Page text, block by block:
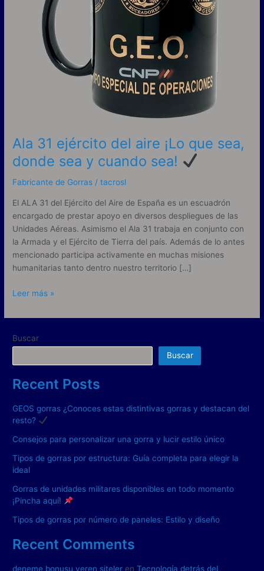
Ala 31 ejército del aire ¡Lo que sea,
donde sea y cuando sea!
Fabricante de Gorras /tacrosl
El ALA 31 del Ejército del Aire de España es un escuadrón
encargado de prestar apoyo en diversos despliegues de las
Unidades Aéreas. Asimismo el Ala 31 trabaja en conjunto con
la Armada y el Ejército de Tierra del país. Además de lo antes
mencionado participa activamente en muchas misiones
humanitarias tanto dentro nuestro territorio […]
Leer más »
Buscar
Buscar
Recent Posts
GEOS gorras ¿Conoces estas distintivas gorras y destacan del
resto?
Consejos para personalizar una gorra y lucir estilo único
Tipos de gorras por estructura: Guía completa para elegir la
ideal
Gorras de unidades militares disponibles en todo momento
¡Pincha aquí!
Tipos de gorras por número de paneles: Estilo y diseño
Recent Comments
deneme bonusu veren siteler enTecnología detrás del